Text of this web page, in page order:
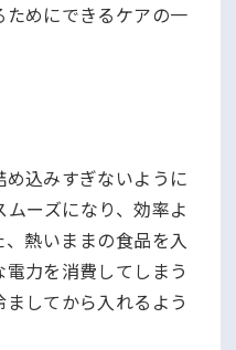
めにできるケアの一
込みすぎないように
ーズになり、効率よ
熱いままの食品を入
力を消費してしまう
してから入れるよう